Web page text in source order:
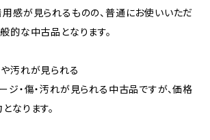
感が見られるものの、普通にお使いいただ
的な中古品となります。
汚れが見られる
ジ・傷・汚れが見られる中古品ですが、価格
なります。